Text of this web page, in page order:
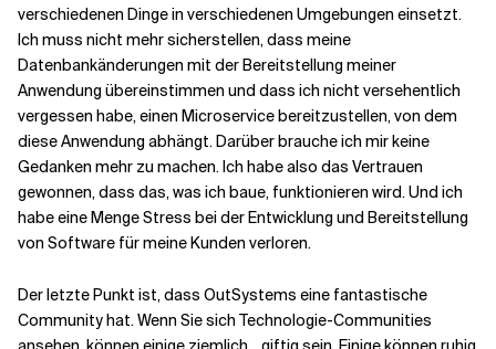
verschiedenen Dinge in verschiedenen Umgebungen einsetzt.
Ich muss nicht mehr sicherstellen, dass meine
Datenbankänderungen mit der Bereitstellung meiner
Anwendung übereinstimmen und dass ich nicht versehentlich
vergessen habe, einen Microservice bereitzustellen, von dem
diese Anwendung abhängt. Darüber brauche ich mir keine
Gedanken mehr zu machen. Ich habe also das Vertrauen
gewonnen, dass das, was ich baue, funktionieren wird. Und ich
habe eine Menge Stress bei der Entwicklung und Bereitstellung
von Software für meine Kunden verloren.
Der letzte Punkt ist, dass OutSystems eine fantastische
Community hat. Wenn Sie sich Technologie-Communities